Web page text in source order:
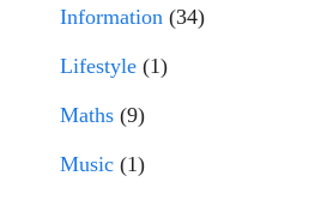
Information (34)
Lifestyle (1)
Maths (9)
Music (1)